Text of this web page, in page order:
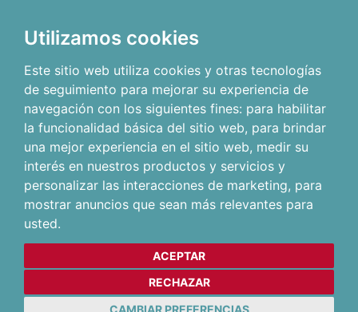
Utilizamos cookies
Este sitio web utiliza cookies y otras tecnologías
de seguimiento para mejorar su experiencia de
navegación con los siguientes fines: para habilitar
la funcionalidad básica del sitio web, para brindar
una mejor experiencia en el sitio web, medir su
interés en nuestros productos y servicios y
personalizar las interacciones de marketing, para
mostrar anuncios que sean más relevantes para
usted.
ACEPTAR
RECHAZAR
CAMBIAR PREFERENCIAS